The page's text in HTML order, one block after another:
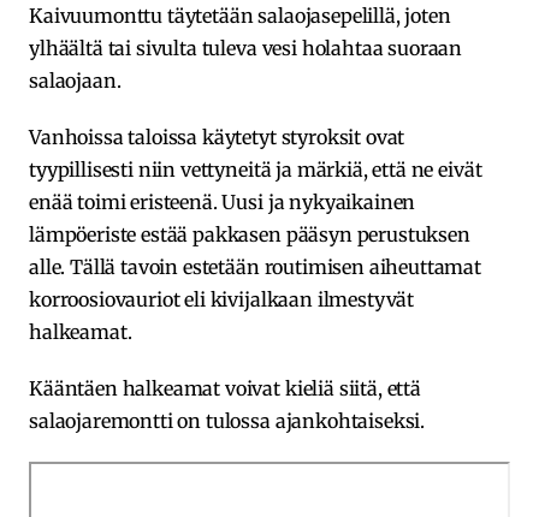
Kaivuumonttu täytetään salaojasepelillä, joten
ylhäältä tai sivulta tuleva vesi holahtaa suoraan
salaojaan.
Vanhoissa taloissa käytetyt styroksit ovat
tyypillisesti niin vettyneitä ja märkiä, että ne eivät
enää toimi eristeenä. Uusi ja nykyaikainen
lämpöeriste estää pakkasen pääsyn perustuksen
alle. Tällä tavoin estetään routimisen aiheuttamat
korroosiovauriot eli kivijalkaan ilmestyvät
halkeamat.
Kääntäen halkeamat voivat kieliä siitä, että
salaojaremontti on tulossa ajankohtaiseksi.